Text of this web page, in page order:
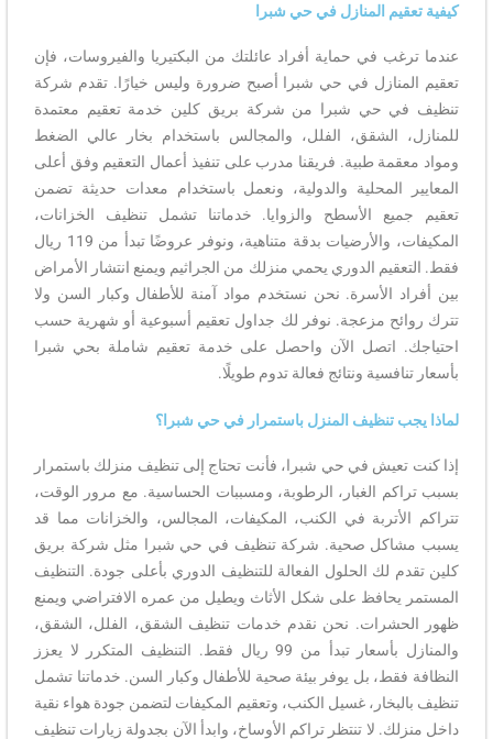
كيفية تعقيم المنازل في حي شبرا
عندما ترغب في حماية أفراد عائلتك من البكتيريا والفيروسات، فإن
تعقيم المنازل في حي شبرا أصبح ضرورة وليس خيارًا. تقدم شركة
تنظيف في حي شبرا من شركة بريق كلين خدمة تعقيم معتمدة
للمنازل، الشقق، الفلل، والمجالس باستخدام بخار عالي الضغط
ومواد معقمة طبية. فريقنا مدرب على تنفيذ أعمال التعقيم وفق أعلى
المعايير المحلية والدولية، ونعمل باستخدام معدات حديثة تضمن
تعقيم جميع الأسطح والزوايا. خدماتنا تشمل تنظيف الخزانات،
المكيفات، والأرضيات بدقة متناهية، ونوفر عروضًا تبدأ من 119 ريال
فقط. التعقيم الدوري يحمي منزلك من الجراثيم ويمنع انتشار الأمراض
بين أفراد الأسرة. نحن نستخدم مواد آمنة للأطفال وكبار السن ولا
تترك روائح مزعجة. نوفر لك جداول تعقيم أسبوعية أو شهرية حسب
احتياجك. اتصل الآن واحصل على خدمة تعقيم شاملة بحي شبرا
بأسعار تنافسية ونتائج فعالة تدوم طويلًا.
لماذا يجب تنظيف المنزل باستمرار في حي شبرا؟
إذا كنت تعيش في حي شبرا، فأنت تحتاج إلى تنظيف منزلك باستمرار
بسبب تراكم الغبار، الرطوبة، ومسببات الحساسية. مع مرور الوقت،
تتراكم الأتربة في الكنب، المكيفات، المجالس، والخزانات مما قد
يسبب مشاكل صحية. شركة تنظيف في حي شبرا مثل شركة بريق
كلين تقدم لك الحلول الفعالة للتنظيف الدوري بأعلى جودة. التنظيف
المستمر يحافظ على شكل الأثاث ويطيل من عمره الافتراضي ويمنع
ظهور الحشرات. نحن نقدم خدمات تنظيف الشقق، الفلل، الشقق،
والمنازل بأسعار تبدأ من 99 ريال فقط. التنظيف المتكرر لا يعزز
النظافة فقط، بل يوفر بيئة صحية للأطفال وكبار السن. خدماتنا تشمل
تنظيف بالبخار، غسيل الكنب، وتعقيم المكيفات لتضمن جودة هواء نقية
داخل منزلك. لا تنتظر تراكم الأوساخ، وابدأ الآن بجدولة زيارات تنظيف